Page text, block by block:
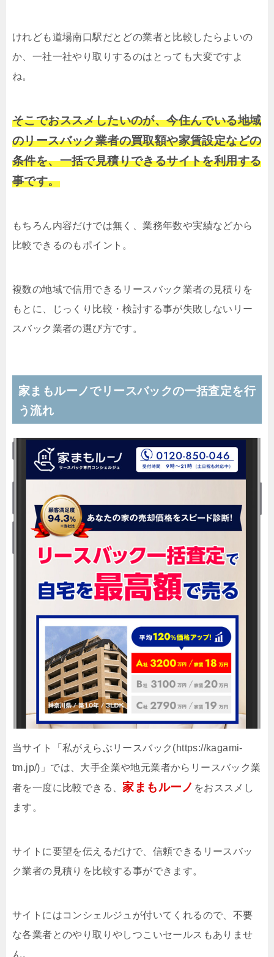
けれども道場南口駅だとどの業者と比較したらよいの
か、一社一社やり取りするのはとっても大変ですよ
ね。
そこでおススメしたいのが、今住んでいる地域
のリースバック業者の買取額や家賃設定などの
条件を、一括で見積りできるサイトを利用する
事です。
もちろん内容だけでは無く、業務年数や実績などから
比較できるのもポイント。
複数の地域で信用できるリースバック業者の見積りを
もとに、じっくり比較・検討する事が失敗しないリー
スバック業者の選び方です。
家まもルーノでリースバックの一括査定を行
う流れ
当サイト「私がえらぶリースバック(https://kagami-
tm.jp/)」では、大手企業や地元業者からリースバック業
者を一度に比較できる、家まもルーノ をおススメし
ます。
サイトに要望を伝えるだけで、信頼できるリースバッ
ク業者の見積りを比較する事ができます。
サイトにはコンシェルジュが付いてくれるので、不要
な各業者とのやり取りやしつこいセールスもありませ
ん。